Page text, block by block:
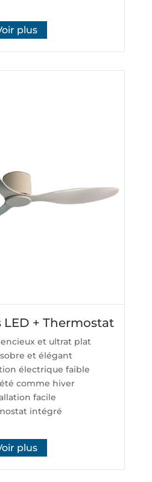
plus
LED + Thermostat
et ultrat plat
sobre et élégant
électrique faible
été comme hiver
facile
intégré
plus